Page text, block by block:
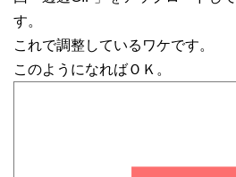
す。
これで調整しているワケです。
このようになればＯＫ。